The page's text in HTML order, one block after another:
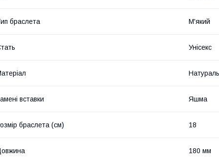
браслета М'який
Унісекс
вставки Яшма
браслета (см) 18
180 мм